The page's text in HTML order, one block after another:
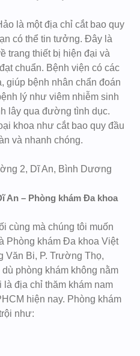
là một địa chỉ cắt bao quy
có thể tin tưởng. Đây là
trang thiết bị hiện đại và
chuẩn. Bệnh viện có các
giúp bệnh nhân chẩn đoán
lý như viêm nhiễm sinh
lây qua đường tình dục.
khoa như cắt bao quy đầu
và nhanh chóng.
2, Dĩ An, Bình Dương
An – Phòng khám Đa khoa
cùng mà chúng tôi muốn
Phòng khám Đa khoa Việt
Văn Bi, P. Trường Thọ,
phòng khám không nằm
địa chỉ thăm khám nam
hiện nay. Phòng khám
như: